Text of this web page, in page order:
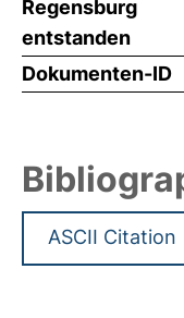
Regensburg
entstanden
Dokumenten-ID